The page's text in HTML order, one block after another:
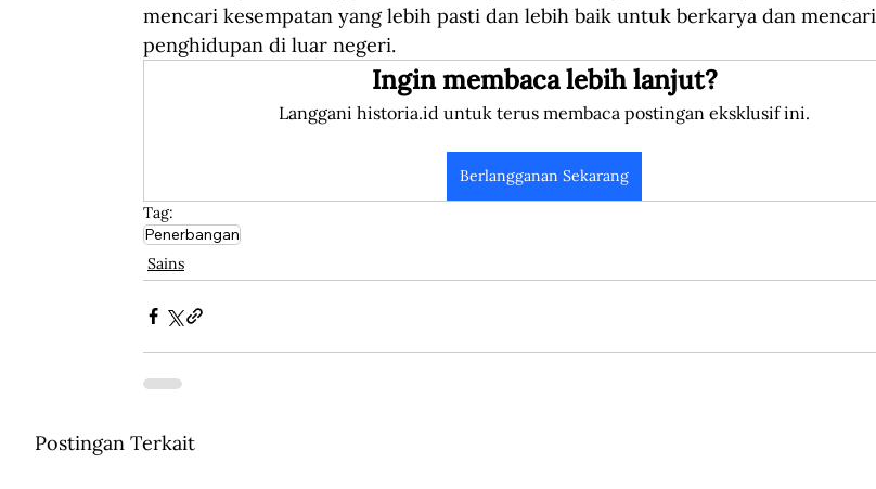
mencari kesempatan yang lebih pasti dan lebih baik untuk berkarya dan mencari
penghidupan di luar negeri.
Ingin membaca lebih lanjut?
Langgani historia.id untuk terus membaca postingan eksklusif ini.
Berlangganan Sekarang
Tag:
Penerbangan
Sains
Postingan Terkait